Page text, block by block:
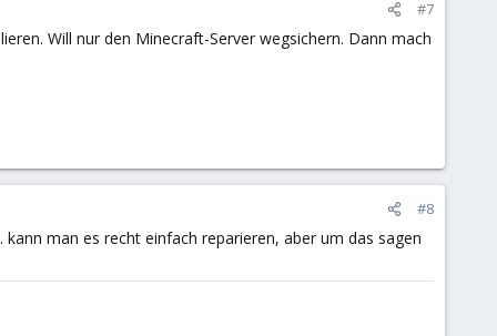
#7
Will nur den Minecraft-Server wegsichern. Dann mach
#8
man es recht einfach reparieren, aber um das sagen